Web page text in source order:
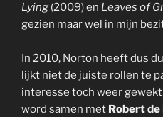
Lying (2009) en Leaves of
gezien maar wel in mijn
In 2010, Norton heeft dus
lijkt niet de juiste rollen te
interesse toch weer
word samen met Robert de